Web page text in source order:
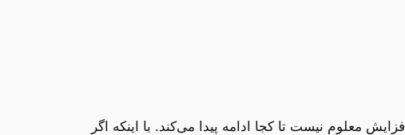
معلوم نیست تا کجا ادامه پیدا می‌کند. با اینکه اگر